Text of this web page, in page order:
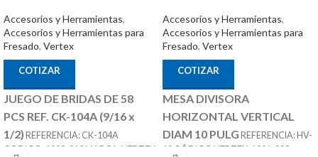
Accesorios y Herramientas,
Accesorios y Herramientas para
Fresado, Vertex
COTIZAR
JUEGO DE BRIDAS DE 58
PCS REF. CK-104A (9/16 x
1/2) REFERENCIA: CK-104A
CODIGO: 1003-012 MARCA: VERTEX
Accesorios y Herramientas,
Accesorios y Herramientas para
Fresado, Vertex
COTIZAR
MESA DIVISORA
HORIZONTAL VERTICAL
DIAM 10 PULG REFERENCIA: HV-
10 CÓDIGO VERTEX: 1001-003